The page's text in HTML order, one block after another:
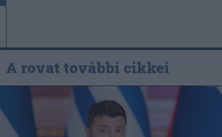
A rovat további cikkei